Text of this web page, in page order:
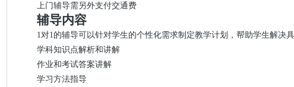
上门辅导需另外支付交通费
辅导内容
1对1的辅导可以针对学生的个性化需求制定教学计划，帮助学生解决
学科知识点解析和讲解
作业和考试答案讲解
学习方法指导